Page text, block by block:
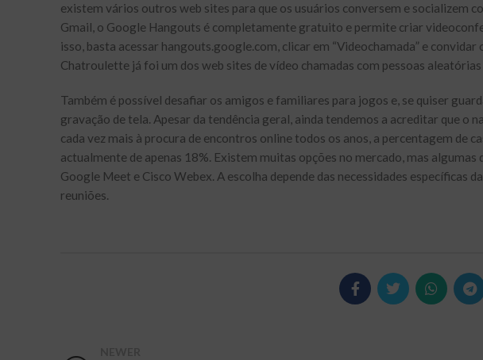
existem vários outros web sites para que os usuários conversem e socializem
Gmail, o Google Hangouts é completamente gratuito e permite criar
isso, basta acessar hangouts.google.com, clicar em “Videochamada” e
Chatroulette já foi um dos web sites de vídeo chamadas com pessoas
Também é possível desafiar os amigos e familiares para jogos e, se quiser
gravação de tela. Apesar da tendência geral, ainda tendemos a acreditar que o
cada vez mais à procura de encontros online todos os anos, a percentagem de
actualmente de apenas 18%. Existem muitas opções no mercado, mas
Google Meet e Cisco Webex. A escolha depende das necessidades específicas
reuniões.